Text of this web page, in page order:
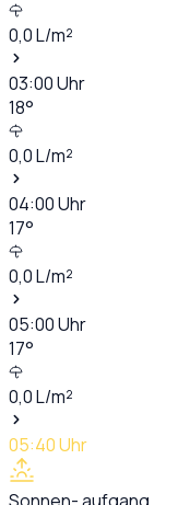
0,0L/m²
03:00Uhr
18°
0,0L/m²
04:00Uhr
17°
0,0L/m²
05:00Uhr
17°
0,0L/m²
05:40Uhr